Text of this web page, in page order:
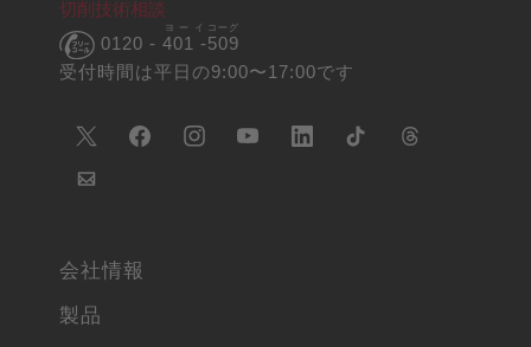
切削技術相談
0120 - 401 -
ヨーイ
509
コーグ
受付時間は平日の9:00〜17:00です
会社情報
製品